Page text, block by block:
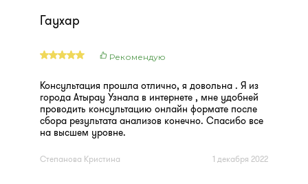
Гаухар
Рекомендую
Консультация прошла отлично, я довольна . Я из
города Атырау Узнала в интернете , мне удобней
проводить консультацию онлайн формате после
сбора результата анализов конечно. Спасибо все
на высшем уровне.
Степанова Кристина 1 декабря 2022